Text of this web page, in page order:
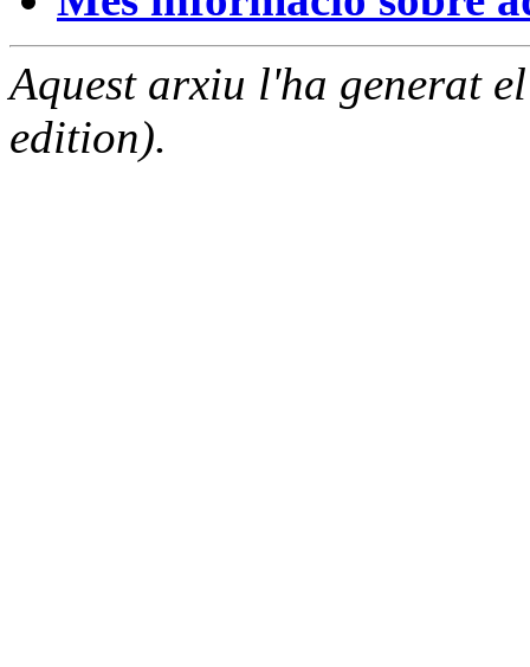
Aquest arxiu l'ha generat
edition).